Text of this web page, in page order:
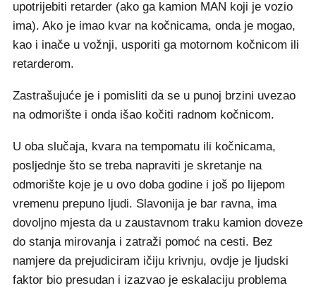
upotrijebiti retarder (ako ga kamion MAN koji je vozio
ima). Ako je imao kvar na kočnicama, onda je mogao,
kao i inače u vožnji, usporiti ga motornom kočnicom ili
retarderom.
Zastrašujuće je i pomisliti da se u punoj brzini uvezao
na odmorište i onda išao kočiti radnom kočnicom.
U oba slučaja, kvara na tempomatu ili kočnicama,
posljednje što se treba napraviti je skretanje na
odmorište koje je u ovo doba godine i još po lijepom
vremenu prepuno ljudi. Slavonija je bar ravna, ima
dovoljno mjesta da u zaustavnom traku kamion doveze
do stanja mirovanja i zatraži pomoć na cesti. Bez
namjere da prejudiciram ičiju krivnju, ovdje je ljudski
faktor bio presudan i izazvao je eskalaciju problema